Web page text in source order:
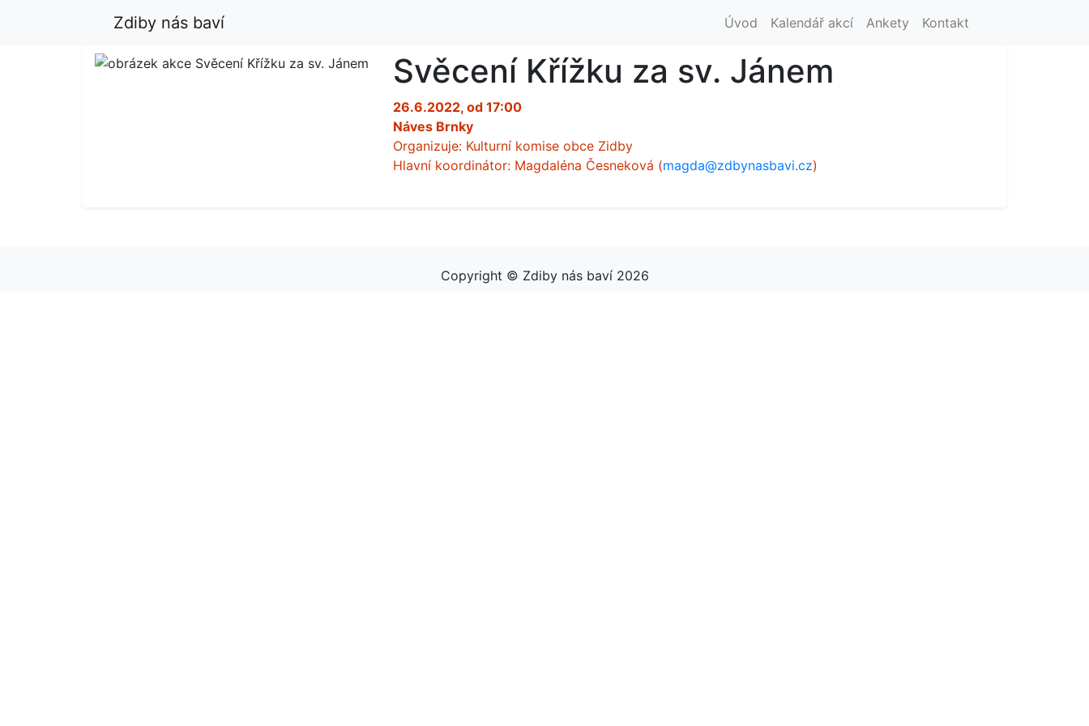
Zdiby nás baví Úvod Kalendář akcí Ankety Kontakt
Svěcení Křížku za sv. Jánem
26.6.2022, od 17:00
Náves Brnky
Organizuje: Kulturní komise obce Zidby
Hlavní koordinátor: Magdaléna Česneková (magda@zdbynasbavi.cz)
Copyright © Zdiby nás baví 2026